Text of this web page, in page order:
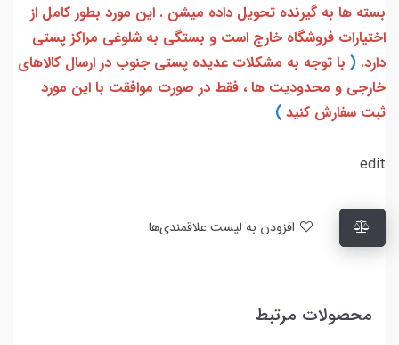
بسته ها به گیرنده تحویل داده میشن . این مورد بطور کامل از
اختیارات فروشگاه خارج است و بستگی به شلوغی مراکز پستی
دارد. ( با توجه به مشکلات عدیده پستی جنوب در ارسال کالاهای
خارجی و محدودیت ها ، فقط در صورت موافقت با این مورد
ثبت سفارش کنید )
edit
محصولات مرتبط